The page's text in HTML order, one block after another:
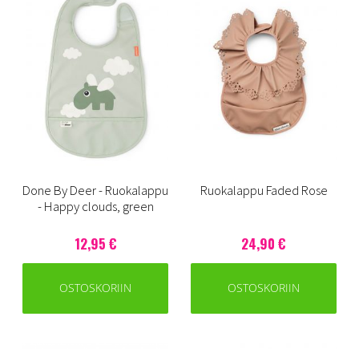
Done By Deer - Ruokalappu
- Happy clouds, green
12,95 €
OSTOSKORIIN
Ruokalappu Faded Rose
24,90 €
OSTOSKORIIN